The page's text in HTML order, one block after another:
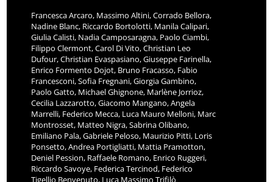
Francesca Arcaro, Massimo Altini, Corrado Bellora,
Nadine Blanc, Riccardo Bortolotti, Manila Calipari,
Giulia Calisti, Nadia Camposaragna, Paolo Ciambi,
Filippo Clermont, Carol Di Vito, Christian Leo
Dufour, Christian Evaspasiano, Giuseppe Farinella,
Enrico Formento Dojot, Bruno Fracasso, Fabio
Francesconi, Sofia Fregnani, Giorgia Gambino,
Paolo Gatto, Michael Ghignone, Marlène Jorrioz,
Cecilia Lazzarotto, Giacomo Mangano, Angela
Marrelli, Federico Mecca, Luca Mauro Melloni, Marc
Montrosset, Matteo Nigra, Sabrina Olibano,
Emiliano Pala, Gabriele Peloso, Maurizio Pitti, Loris
Ponsetto, Andrea Portigliatti, Mattia Pramotton,
Deniel Pession, Raffaele Romano, Enrico Ruggeri,
Riccardo Savoye, Federica Tercinod, Federico
Tigellio Benvenuto, Luca Massimo Trifilò